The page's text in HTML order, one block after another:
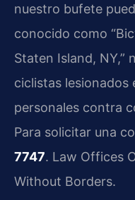
nuestro bufete
conocido como
Staten Island, NY,”
ciclistas lesionados
personales contra
Para solicitar una
7747. Law Offices
Without Borders.